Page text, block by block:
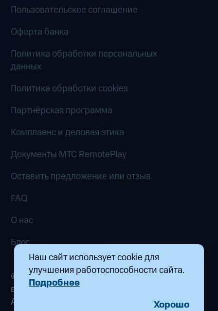
Наш сайт использует cookie для
улучшения работоспособности сайта.
Подробнее
Хорошо
Пользовательское соглашение
Оферта банка
Политика обработки персональных
данных
Политика обработки cookies
Партнёрская программа
Комплаенс и деловая этика
Документы MTC RemotePlay
Оставить предложение или отзыв
FAQ
О нас
Блог
© 2026 ООО «Маркетплейс распределенных
вычислений». Все права защищены
Адрес: 115432, г. Москва, пр-кт Андропова, д.